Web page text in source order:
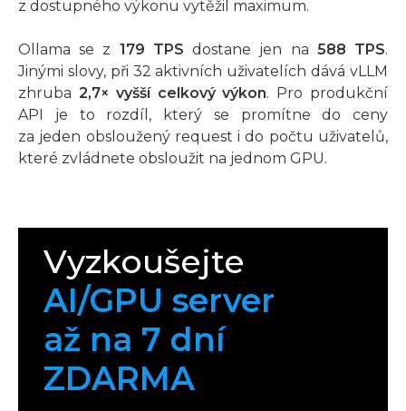
z dostupného výkonu vytěžil maximum.
Ollama se z 179 TPS dostane jen na 588 TPS.
Jinými slovy, při 32 aktivních uživatelích dává vLLM
zhruba 2,7× vyšší celkový výkon. Pro produkční
API je to rozdíl, který se promítne do ceny
za jeden obsloužený request i do počtu uživatelů,
které zvládnete obsloužit na jednom GPU.
Vyzkoušejte
AI/GPU server
až na 7 dní
ZDARMA